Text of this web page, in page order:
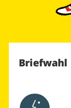
Briefwahl